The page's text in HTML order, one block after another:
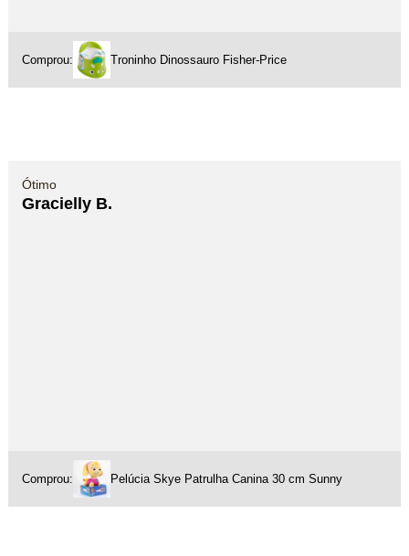
Comprou: Troninho Dinossauro Fisher-Price
Ótimo
Gracielly B.
Comprou: Pelúcia Skye Patrulha Canina 30 cm Sunny